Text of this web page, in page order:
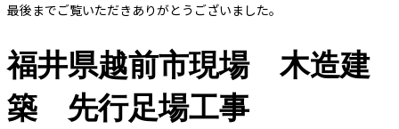
最後までご覧いただきありがとうございました。
福井県越前市現場 木造建
築 先行足場工事